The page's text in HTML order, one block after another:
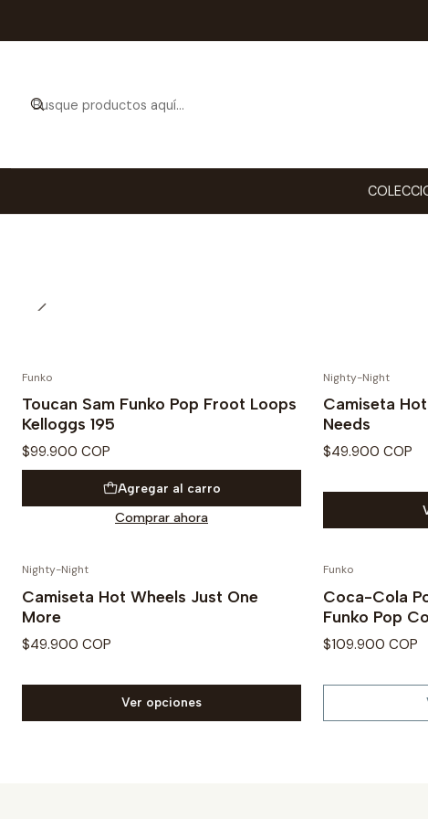
Para ti que
Funko
Toucan Sam Funko Pop Froot Loops
Kelloggs 195
$99.900 COP
Agregar al carro
Comprar ahora
Nighty-Night
Camiseta
Needs
$49.900 COP
Nighty-Night
Camiseta Hot Wheels Just One
More
$49.900 COP
Ver opciones
Funko
Coca-Cola
Funko Pop
$109.900 COP